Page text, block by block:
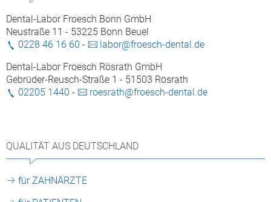
Dental-Labor Froesch Bonn GmbH
Neustraße 11 - 53225 Bonn Beuel
0228 46 16 60 -
labor@froesch-dental.de
Dental-Labor Froesch Rösrath GmbH
Gebrüder-Reusch-Straße 1 - 51503 Rösrath
02205 1440 - roesrath@froesch-dental.de
QUALITÄT AUS DEUTSCHLAND
für ZAHNÄRZTE